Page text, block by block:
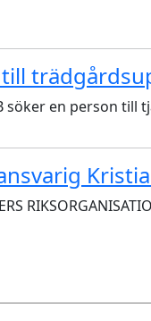
söker en person till